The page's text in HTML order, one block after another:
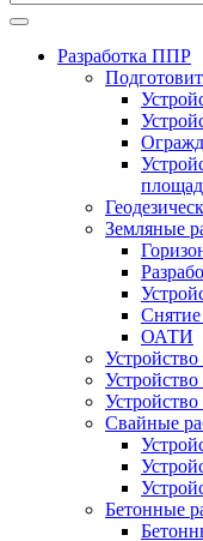
Разработка ППР
Земляные
Снятие
ОАТИ
Свайные
Бетонные